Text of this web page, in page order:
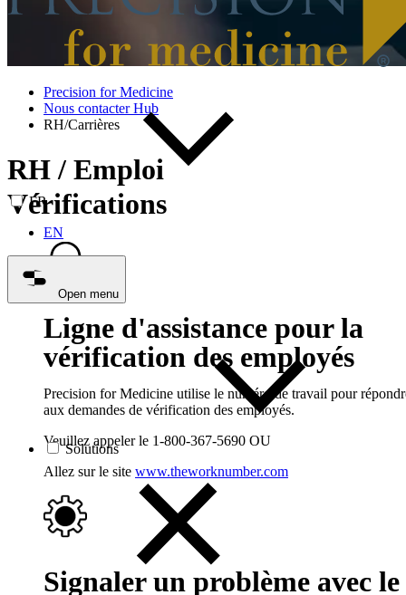
FR
EN
Open menu
Solutions
Precision for Medicine
Nous contacter Hub
RH/Carrières
RH / Emploi
Vérifications
Ligne d'assistance pour la
vérification des employés
Precision for Medicine utilise le numéro de travail pour
aux demandes de vérification des employés.
Veuillez appeler le 1-800-367-5690 OU
Allez sur le site www.theworknumber.com
Signaler un problème avec le